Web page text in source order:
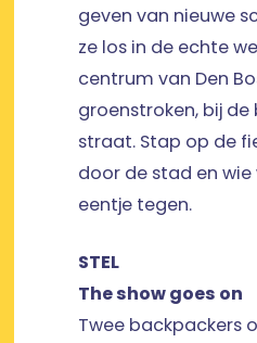
geven van nieuwe
ze los in de echte
centrum van Den
groenstroken, bij
straat. Stap op de
door de stad en wie
eentje tegen.
STEL
The show goes on
Twee backpackers